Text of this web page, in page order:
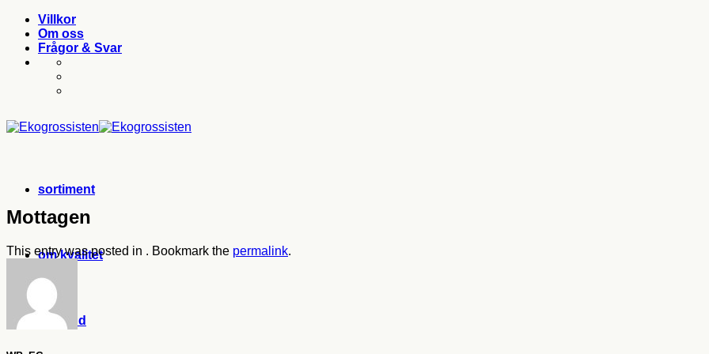
Skip
content
Villkor
Om oss
Frågor & Svar
sortiment
om kvalitet
bli kund
Mottagen
This entry was posted in . Bookmark the permalink.